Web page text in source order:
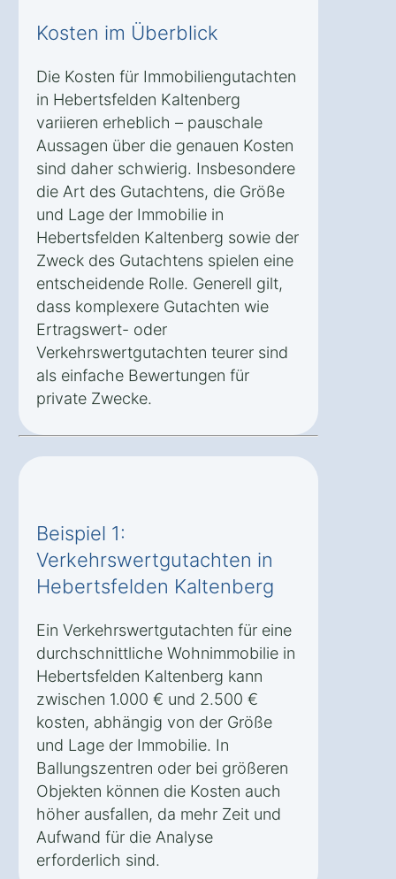
Kosten im Überblick
Die Kosten für Immobiliengutachten
in Hebertsfelden Kaltenberg
variieren erheblich – pauschale
Aussagen über die genauen Kosten
sind daher schwierig. Insbesondere
die Art des Gutachtens, die Größe
und Lage der Immobilie in
Hebertsfelden Kaltenberg sowie der
Zweck des Gutachtens spielen eine
entscheidende Rolle. Generell gilt,
dass komplexere Gutachten wie
Ertragswert- oder
Verkehrswertgutachten teurer sind
als einfache Bewertungen für
private Zwecke.
Beispiel 1:
Verkehrswertgutachten in
Hebertsfelden Kaltenberg
Ein Verkehrswertgutachten für eine
durchschnittliche Wohnimmobilie in
Hebertsfelden Kaltenberg kann
zwischen 1.000 € und 2.500 €
kosten, abhängig von der Größe
und Lage der Immobilie. In
Ballungszentren oder bei größeren
Objekten können die Kosten auch
höher ausfallen, da mehr Zeit und
Aufwand für die Analyse
erforderlich sind.